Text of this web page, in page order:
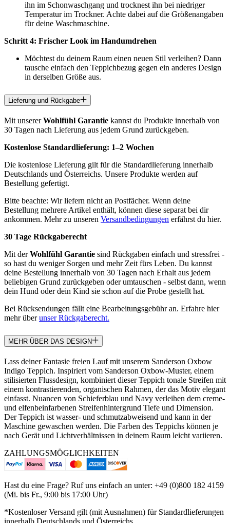
ihn im Schonwaschgang und trocknest ihn bei niedriger
Temperatur im Trockner. Achte dabei auf die Größenangaben
für deine Waschmaschine.
Schritt 4: Frischer Look im Handumdrehen
Möchtest du deinem Raum einen neuen Stil verleihen? Dann
tausche einfach den Teppichbezug gegen ein anderes Design
in derselben Größe aus.
Lieferung und Rückgabe
Mit unsererWohlfühl Garantie kannst du Produkte innerhalb von
30 Tagen nach Lieferung aus jedem Grund zurückgeben.
Kostenlose Standardlieferung: 1–2 Wochen
Die kostenlose Lieferung gilt für die Standardlieferung innerhalb
Deutschlands und Österreichs. Unsere Produkte werden auf
Bestellung gefertigt.
Bitte beachte: Wir liefern nicht an Postfächer. Wenn deine
Bestellung mehrere Artikel enthält, können diese separat bei dir
ankommen. Mehr zu unseren Versandbedingungen erfährst du hier.
30 Tage Rückgaberecht
Mit derWohlfühl Garantie sind Rückgaben einfach und stressfrei -
so hast du weniger Sorgen und mehr Zeit fürs Leben. Du kannst
deine Bestellung innerhalb von 30 Tagen nach Erhalt aus jedem
beliebigen Grund zurückgeben oder umtauschen - selbst dann, wenn
dein Hund oder dein Kind sie schon auf die Probe gestellt hat.
Bei Rücksendungen fällt eine Bearbeitungsgebühr an. Erfahre hier
mehr überunser Rückgaberecht.
MEHR ÜBER DAS DESIGN
Lass deiner Fantasie freien Lauf mit unserem Sanderson Oxbow
Indigo Teppich. Inspiriert vom Sanderson Oxbow-Muster, einem
stilisierten Flussdesign, kombiniert dieser Teppich tonale Streifen mit
einem kontrastierenden, organischen Rahmen, der das Motiv elegant
einfasst. Nuancen von Schieferblau und Navy verleihen dem creme-
und elfenbeinfarbenen Streifenhintergrund Tiefe und Dimension.
Der Teppich ist wasser- und schmutzabweisend und kann in der
Maschine gewaschen werden. Die Farben des Teppichs können je
nach Gerät und Lichtverhältnissen in deinem Raum leicht variieren.
ZAHLUNGSMÖGLICHKEITEN
Hast du eine Frage? Ruf uns einfach an unter: +49 (0)800 182 4159
(Mi. bis Fr., 9:00 bis 17:00 Uhr)
*Kostenloser Versand gilt (mit Ausnahmen) für Standardlieferungen
innerhalb Deutschlands und Österreichs.